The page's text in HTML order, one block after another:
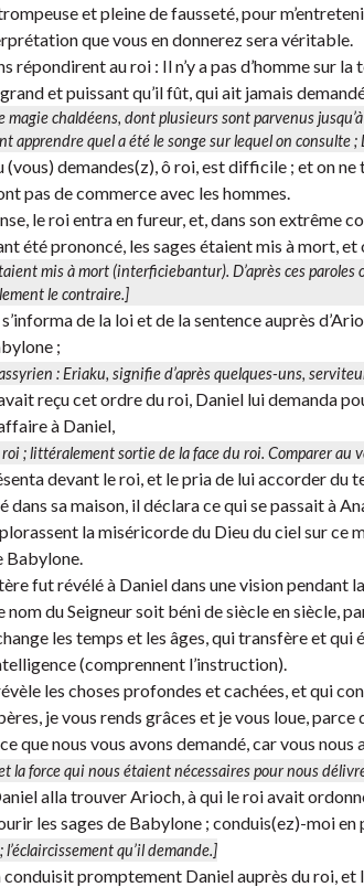
et pleine de fausseté, pour
que vous en donnerez sera véritable.
répondirent au roi : Il n’y a pas d’homme sur
et puissant qu’il fût, qui ait jamais
magie chaldéens, dont plusieurs sont parvenus
apprendre quel a été le songe sur lequel on consulte
(vous) demandes(z), ô roi, est difficile ; et on
pas de commerce avec les hommes.
le roi entra en fureur, et, dans son extrême
été prononcé, les sages étaient mis à mort,
mis à mort (interficiebantur). D’après ces
le contraire.]
de la loi et de la sentence auprès
;
: Eriaku, signifie d’après quelques-uns,
reçu cet ordre du roi, Daniel lui demanda
à Daniel,
roi; littéralementsortie de la face du roi. Comparer au
devant le roi, et le pria de lui accorder du
dans sa maison, il déclara ce qui se passait à
la miséricorde du Dieu du ciel sur ce
Babylone.
fut révélé à Daniel dans une vision pendant
du Seigneur soit béni de siècle en siècle,
les temps et les âges, qui transfère et
(comprennent l’instruction).
les choses profondes et cachées, et qui
je vous rends grâces et je vous loue,
ce que nous vous avons demandé, car vous
la forcequi nous étaient nécessaires pour nous
alla trouver Arioch, à qui le roi avait
les sages de Babylone ; conduis(ez)-moi en
; l’éclaircissement qu’il demande.]
promptement Daniel auprès du roi, et